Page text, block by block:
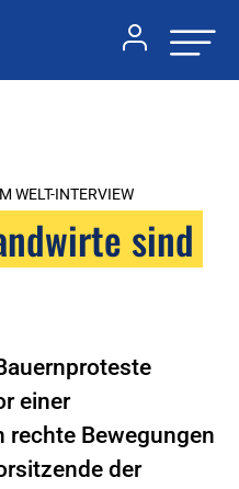
WELT-INTERVIEW
sind
einer
rechte Bewegungen
der